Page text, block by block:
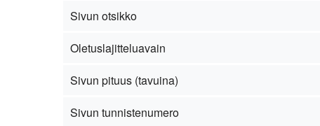
Uskonoppi
Kirkkotaide
Pyhät ihmiset
Suomen kirkko
Sivun otsikko
Oletuslajitteluavain
Sivun pituus (tavuina)
Sivun tunnistenumero